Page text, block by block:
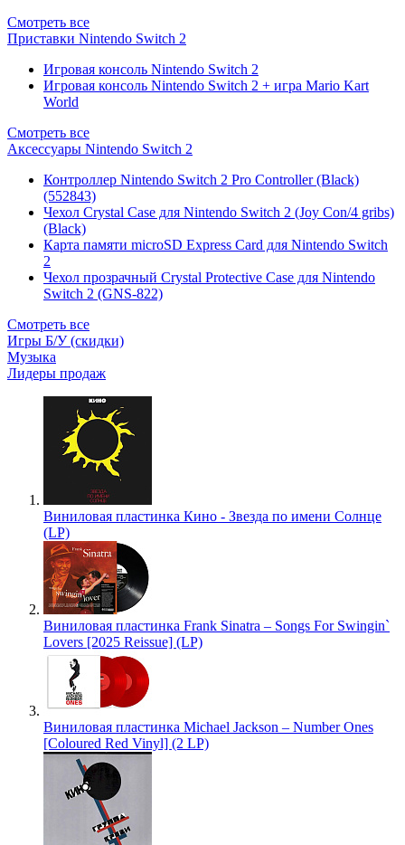
Смотреть все
Приставки Nintendo Switch 2
Игровая консоль Nintendo Switch 2
Игровая консоль Nintendo Switch 2 + игра Mario Kart
World
Смотреть все
Аксессуары Nintendo Switch 2
Контроллер Nintendo Switch 2 Pro Controller (Black)
(552843)
Чехол Сrystal Сase для Nintendo Switch 2 (Joy Con/4 gribs)
(Black)
Карта памяти microSD Express Card для Nintendo Switch
2
Чехол прозрачный Crystal Protective Case для Nintendo
Switch 2 (GNS-822)
Смотреть все
Игры Б/У (скидки)
Музыка
Лидеры продаж
Виниловая пластинка Кино - Звезда по имени Солнце
(LP)
Виниловая пластинка Frank Sinatra – Songs For Swingin`
Lovers [2025 Reissue] (LP)
Виниловая пластинка Michael Jackson – Number Ones
[Coloured Red Vinyl] (2 LP)